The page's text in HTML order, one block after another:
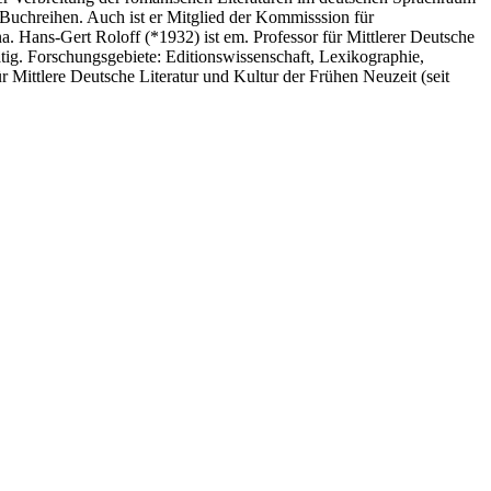
Auch ist er Mitglied der Kommisssion für
Hans-Gert Roloff (*1932) ist em. Professor für Mittlerer Deutsche
Forschungsgebiete: Editionswissenschaft, Lexikographie,
Mittlere Deutsche Literatur und Kultur der Frühen Neuzeit (seit